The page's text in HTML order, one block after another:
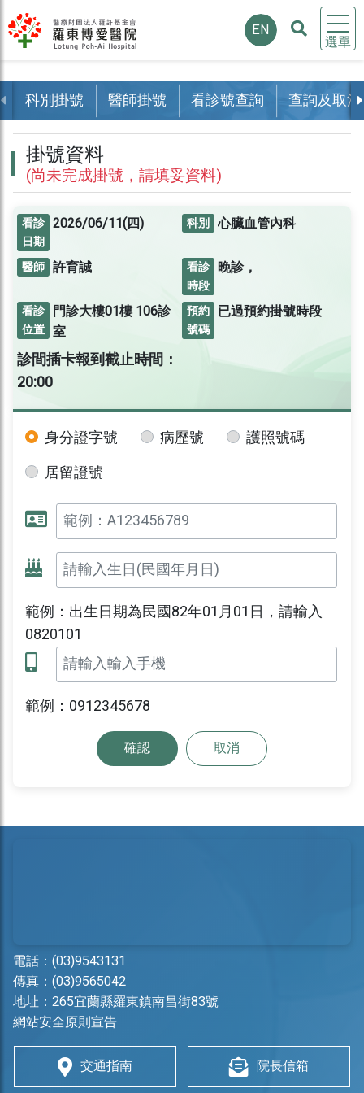
選單
EN
科別掛號 醫師掛號 看診號查詢 查詢及取消
掛號資料
(尚未完成掛號，請填妥資料)
看診
日期
2026/06/11(四) 科別 心臟血管內科
醫師 許育誠
看診
時段
晚診，
看診
位置
門診大樓01樓 106診
室
預約
號碼
已過預約掛號時段
診間插卡報到截止時間：
20:00
身分證字號 病歷號
護照號碼
居留證號
範例：出生日期為民國82年01月01日，請輸入
0820101
範例：0912345678
確認 取消
電話： (03)9543131
傳真：(03)9565042
地址： 265宜蘭縣羅東鎮南昌街83號
網站安全原則宣告
交通指南 院長信箱